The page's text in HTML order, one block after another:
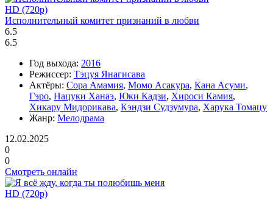
HD (720p)
Исполнительный комитет признаний в любви
6.5
6.5
Год выхода: 2016
Режиссер: Тэцуя Янагисава
Актёры: Сора Амамия, Момо Асакура, Кана Асуми,
Гэро, Нацуки Ханаэ, Юки Кадзи, Хироси Камия,
Хикару Мидорикава, Кэндзи Судзумура, Харука Томацу
Жанр: Мелодрама
12.02.2025
0
0
Смотреть онлайн
HD (720p)